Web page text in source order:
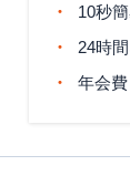
10秒
24時
年会費